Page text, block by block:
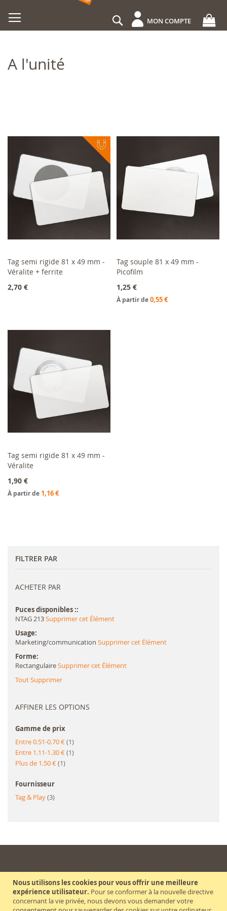
Nous utilisons les cookies pour vous offrir une meilleure
expérience utilisateur. Pour se conformer à la nouvelle directive
concernant la vie privée, nous devons vous demander votre
au
contenu
MON COMPTE
Rechercher
A l'unité
Ajouter au panier
Tag semi rigide 81 x 49 mm -
Véralite + ferrite
2,70 €
Ajouter au panier
Tag souple 81 x 49 mm -
Picofilm
1,25 €
À partir de0,55 €
Ajouter au panier
Tag semi rigide 81 x 49 mm -
Véralite
1,90 €
À partir de 1,16 €
FILTRER PAR
ACHETER PAR
Puces disponibles :
NTAG 213Supprimer cet Élément
Usage
Marketing/communication Supprimer cet Élément
Forme
RectangulaireSupprimer cet Élément
Tout Supprimer
AFFINER LES OPTIONS
Gamme de prix
Entre 0.51-0.70 € 1article
Entre 1.11-1.30 € 1article
Plus de 1.50 € 1article
Fournisseur
Tag & Play 3article
CONTACT
FORMULAIRE DE CONTACT